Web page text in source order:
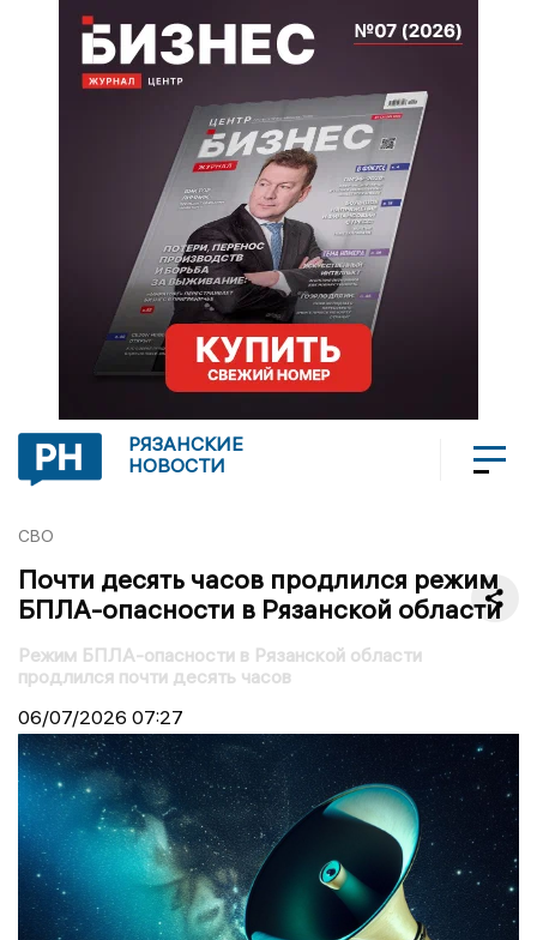
РЯЗАНСКИЕ
НОВОСТИ
СВО
Почти десять часов продлился режим
БПЛА-опасности в Рязанской области
Режим БПЛА-опасности в Рязанской области
продлился почти десять часов
06/07/2026 07:27